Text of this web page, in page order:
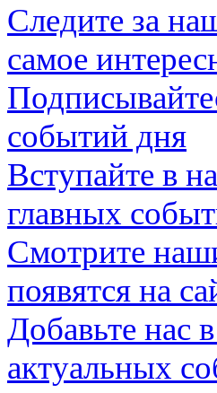
Следите за
самое
событий дня
Вступайте в
главных
Смотрите
появятся на
Добавьте нас
актуальных